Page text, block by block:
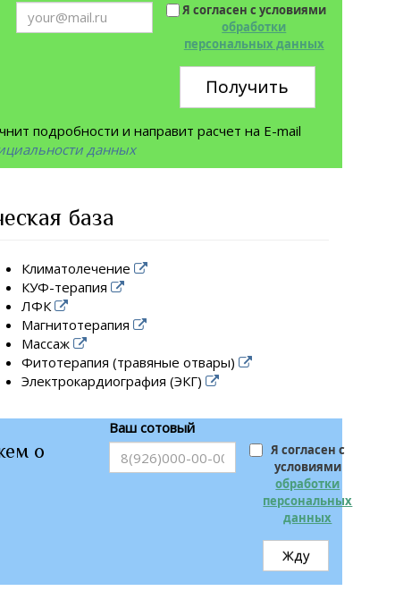
Я согласен с условиями
обработки
персональных данных
Получить
подробности и направит расчет на E-mail
данных
база
Климатолечение
КУФ-терапия
ЛФК
Магнитотерапия
Массаж
Фитотерапия (травяные отвары)
Электрокардиография (ЭКГ)
о
Ваш сотовый
Я согласен с
условиями
обработки
персональных
данных
Жду